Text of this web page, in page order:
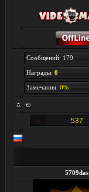
Сообщений: 179
Награды: 0
Замечания: 0%
537
5709das